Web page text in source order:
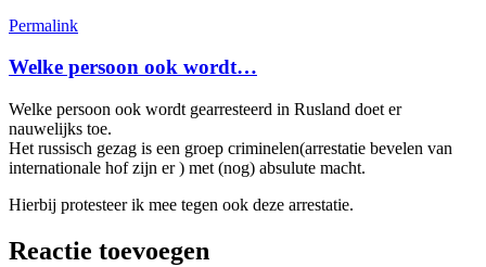
Permalink
Welke persoon ook wordt…
Welke persoon ook wordt gearresteerd in Rusland doet er
nauwelijks toe.
Het russisch gezag is een groep criminelen(arrestatie bevelen van
internationale hof zijn er ) met (nog) absulute macht.
Hierbij protesteer ik mee tegen ook deze arrestatie.
Reactie toevoegen